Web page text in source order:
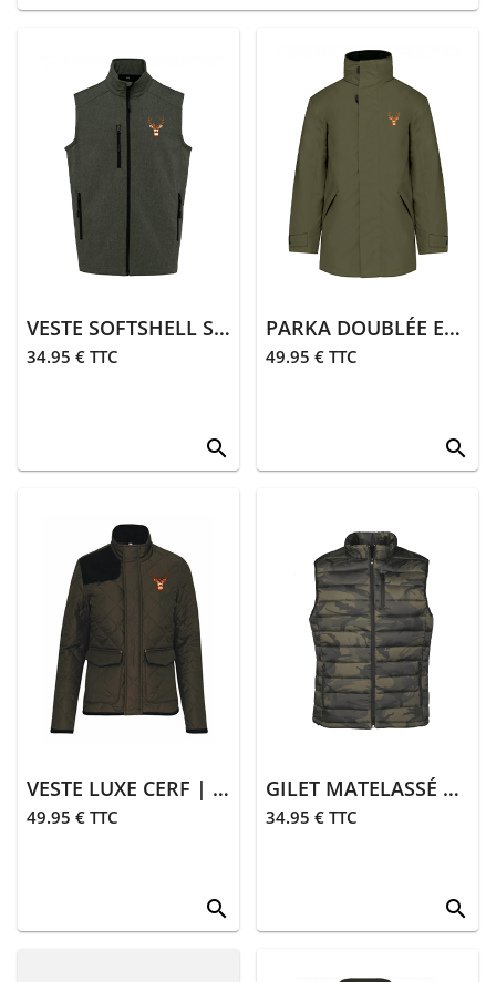
VESTE SOFTSHELL SANS MANCHES BRODÉE CERF | KAKI
34.95 € TTC
search
PARKA DOUBLÉE ET BRODÉE CERF | KAKI
49.95 € TTC
search
VESTE LUXE CERF | KAKI
49.95 € TTC
search
GILET MATELASSÉ CAMO TREK | CAMO KAKI
34.95 € TTC
search